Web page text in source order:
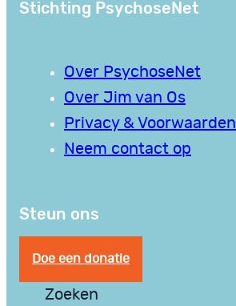
Stichting PsychoseNet
Over PsychoseNet
Over Jim van Os
Privacy & Voorwaarden
Neem contact op
Steun ons
Doe een donatie
Zoeken